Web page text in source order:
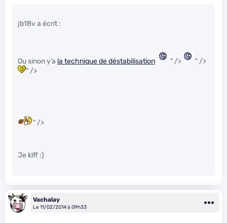
jb18v a écrit :
Ou sinon y’a la technique de déstabilisation " />
" />
" />
" />
Je kiff :)
Vachalay
Le 11/02/2014 à 09h33